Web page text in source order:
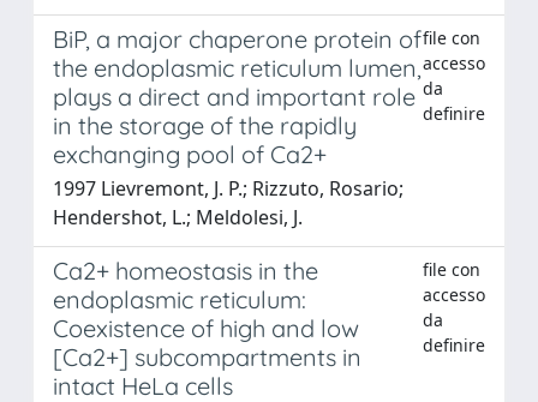
BiP, a major chaperone protein of
the endoplasmic reticulum lumen,
plays a direct and important role
in the storage of the rapidly
exchanging pool of Ca2+
file con
accesso
da
definire
1997 Lievremont, J. P.; Rizzuto, Rosario;
Hendershot, L.; Meldolesi, J.
Ca2+ homeostasis in the
endoplasmic reticulum:
Coexistence of high and low
[Ca2+] subcompartments in
intact HeLa cells
file con
accesso
da
definire